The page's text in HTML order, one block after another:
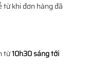
từ khi đơn hàng đã
từ10h30 sáng tới